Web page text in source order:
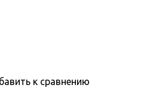
к сравнению